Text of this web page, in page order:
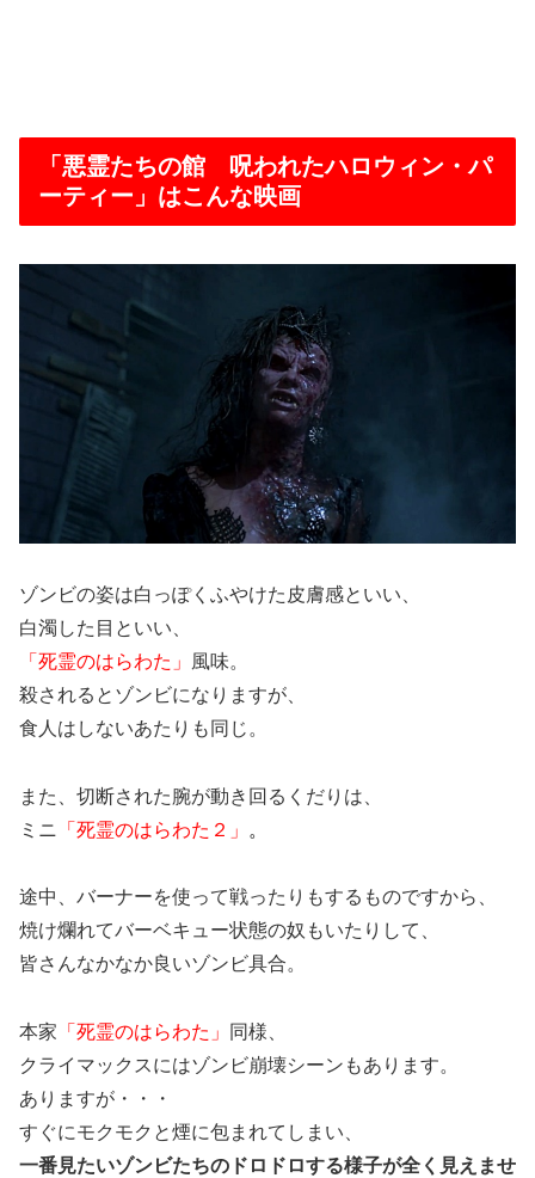
「悪霊たちの館 呪われたハロウィン・パ
ーティー」はこんな映画
ゾンビの姿は白っぽくふやけた皮膚感といい、
白濁した目といい、
「死霊のはらわた」
風味。
殺されるとゾンビになりますが、
食人はしないあたりも同じ。
また、切断された腕が動き回るくだりは、
ミニ
「死霊のはらわた２」 。
途中、バーナーを使って戦ったりもするものですから、
焼け爛れてバーベキュー状態の奴もいたりして、
皆さんなかなか良いゾンビ具合。
本家 「死霊のはらわた」
同様、
クライマックスにはゾンビ崩壊シーンもあります。
ありますが・・・
すぐにモクモクと煙に包まれてしまい、
一番見たいゾンビたちのドロドロする様子が全く見えませ